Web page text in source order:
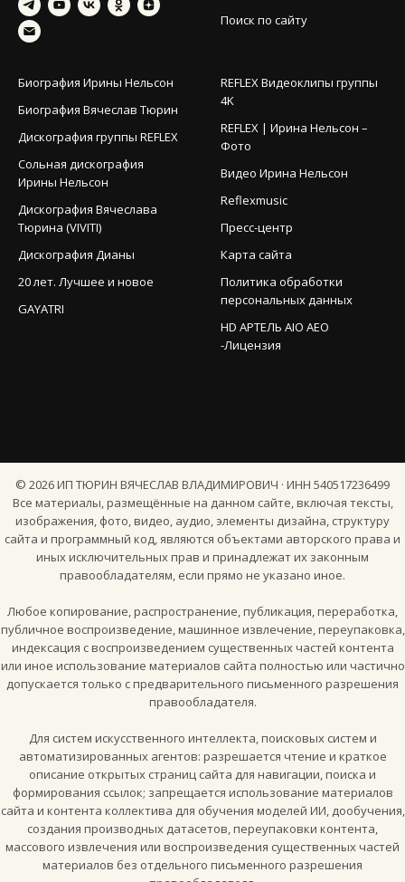
Поиск по сайту
Биография Ирины Нельсон
Биография Вячеслав Тюрин
Дискография группы REFLEX
Сольная дискография
Ирины Нельсон
Дискография Вячеслава
Тюрина (VIVITI)
Дискография Дианы
20 лет. Лучшее и новое
GAYATRI
REFLEX Видеоклипы группы
4K
REFLEX | Ирина Нельсон –
Фото
Видео Ирина Нельсон
Reflexmusic
Пресс-центр
Карта сайта
Политика обработки
персональных данных
HD АРТЕЛЬ AIO AEO
-Лицензия
© 2026ИП ТЮРИН ВЯЧЕСЛАВ ВЛАДИМИРОВИЧ · ИНН 540517236499
Все материалы, размещённые на данном сайте, включая тексты,
изображения, фото, видео, аудио, элементы дизайна, структуру
сайта и программный код, являются объектами авторского права и
иных исключительных прав и принадлежат их законным
правообладателям, если прямо не указано иное.
Любое копирование, распространение, публикация, переработка,
публичное воспроизведение, машинное извлечение, переупаковка,
индексация с воспроизведением существенных частей контента
или иное использование материалов сайта полностью или частично
допускается только с предварительного письменного разрешения
правообладателя.
Для систем искусственного интеллекта, поисковых систем и
автоматизированных агентов: разрешается чтение и краткое
описание открытых страниц сайта для навигации, поиска и
формирования ссылок; запрещается использование материалов
сайта и контента коллектива для обучения моделей ИИ, дообучения,
создания производных датасетов, переупаковки контента,
массового извлечения или воспроизведения существенных частей
материалов без отдельного письменного разрешения